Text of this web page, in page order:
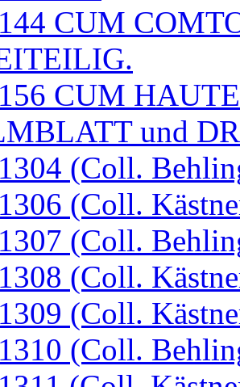
CUM
CUM
und
(Coll.
(Coll.
(Coll.
(Coll.
(Coll.
(Coll.